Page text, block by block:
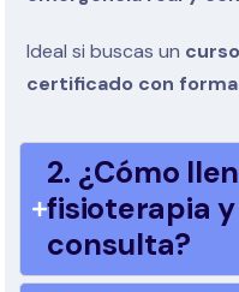
Ideal si buscas un
certificado con
2. ¿Cómo
fisioterapia
consulta?